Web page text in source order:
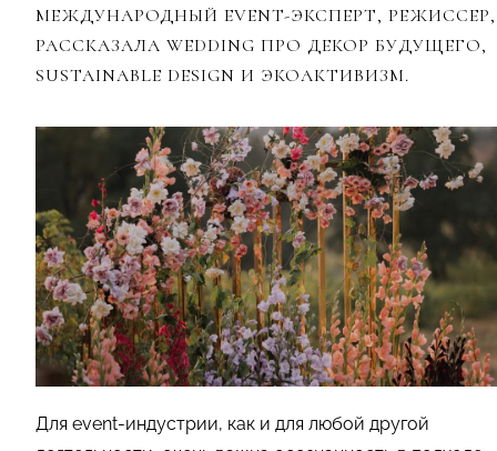
МЕЖДУНАРОДНЫЙ EVENT-ЭКСПЕРТ, РЕЖИССЕР,
РАССКАЗАЛА WEDDING ПРО ДЕКОР БУДУЩЕГО,
SUSTAINABLE DESIGN И ЭКОАКТИВИЗМ.
Для event-индустрии, как и для любой другой